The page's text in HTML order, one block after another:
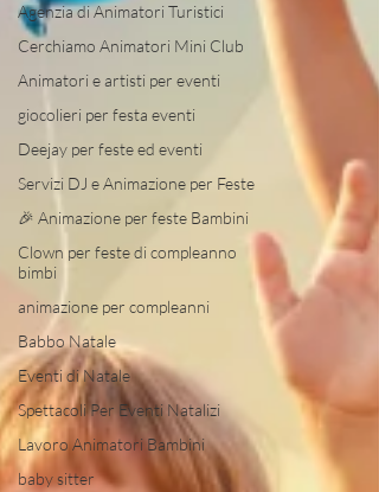
Agenzia di Animatori Turistici
Cerchiamo Animatori Mini Club
Animatori e artisti per eventi
giocolieri per festa eventi
Deejay per feste ed eventi
Servizi DJ e Animazione per Feste
🎉 Animazione per feste Bambini
Clown per feste di compleanno
bimbi
animazione per compleanni
Babbo Natale
Eventi di Natale
Spettacoli Per Eventi Natalizi
Lavoro Animatori Bambini
baby sitter